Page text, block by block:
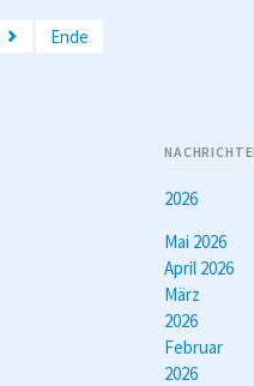
Ende
2026
Mai 2026
April 2026
März
2026
Februar
2026